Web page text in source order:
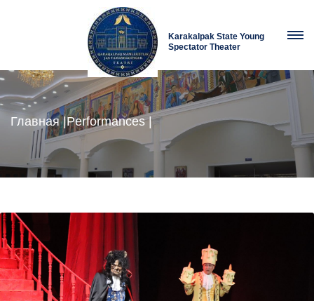
Karakalpak State Young
Spectator Theater
Главная |Performances |